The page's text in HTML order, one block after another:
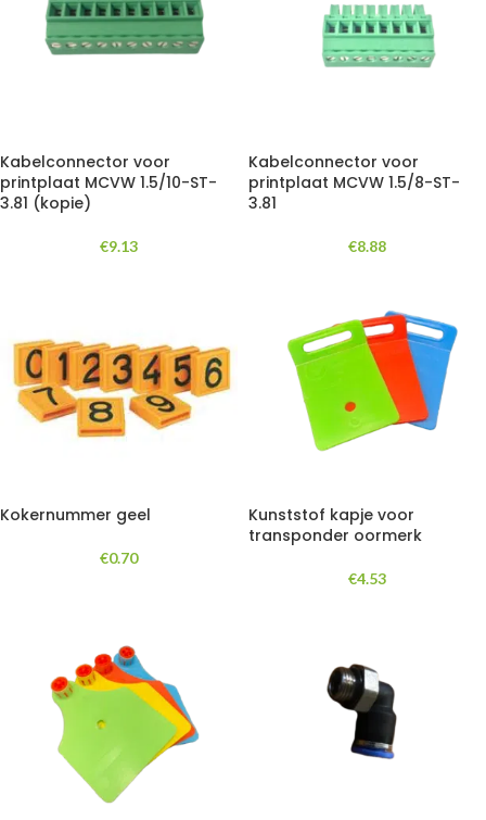
Kabelconnector voor
printplaat MCVW 1.5/10-ST-
3.81 (kopie)
€9.13
Kabelconnector voor
printplaat MCVW 1.5/8-ST-
3.81
€8.88
Kokernummer geel
€0.70
Kunststof kapje voor
transponder oormerk
€4.53